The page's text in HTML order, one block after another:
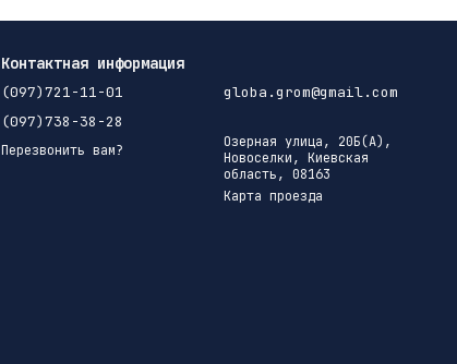
Контактная информация
(097)721-11-01
(097)738-38-28
Перезвонить вам?
globa.grom@gmail.com
Озерная улица, 20Б(А),
Новоселки, Киевская
область, 08163
Карта проезда